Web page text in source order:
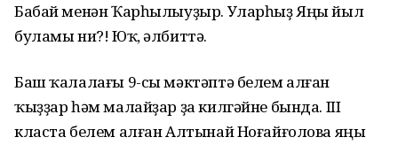
Бабай менән Ҡарһылыуҙыр. Уларһыҙ Яңы йыл
буламы ни?! Юҡ, әлбиттә.
Баш ҡалалағы 9-сы мәктәптә белем алған
ҡыҙҙар һәм малайҙар ҙа килгәйне бында. III
класта белем алған Алтынай Ноғайғолова яңы